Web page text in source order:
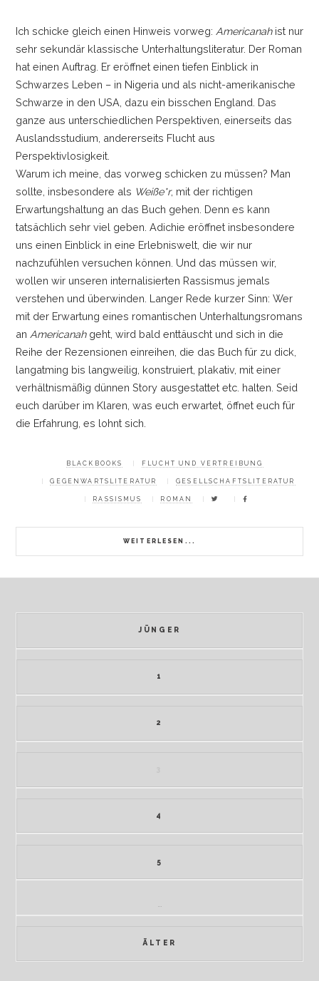
Ich schicke gleich einen Hinweis vorweg: Americanahist nur
sehr sekundär klassische Unterhaltungsliteratur. Der Roman
hat einen Auftrag. Er eröffnet einen tiefen Einblick in
Schwarzes Leben –in Nigeria und als nicht-amerikanische
Schwarze in den USA, dazu ein bisschen England. Das
ganze aus unterschiedlichen Perspektiven, einerseits das
Auslandsstudium, andererseits Flucht aus
Perspektivlosigkeit.
Warum ich meine, das vorweg schicken zu müssen? Man
sollte, insbesondere als Weiße*r, mit der richtigen
Erwartungshaltung an das Buch gehen. Denn es kann
tatsächlich sehr viel geben. Adichie eröffnet insbesondere
uns einen Einblick in eine Erlebniswelt, die wir nur
nachzufühlen versuchen können. Und das müssen wir,
wollen wir unseren internalisierten Rassismus jemals
verstehen und überwinden. Langer Rede kurzer Sinn: Wer
mit der Erwartung eines romantischen Unterhaltungsromans
an Americanahgeht, wird bald enttäuscht und sich in die
Reihe der Rezensionen einreihen, die das Buch für zu dick,
langatming bis langweilig, konstruiert, plakativ, mit einer
verhältnismäßig dünnen Story ausgestattet etc. halten. Seid
euch darüber im Klaren, was euch erwartet, öffnet euch für
die Erfahrung, es lohnt sich.
WEITERLESEN...
BLACKBOOKS FLUCHT UND VERTREIBUNG
GEGENWARTSLITERATUR GESELLSCHAFTSLITERATUR
RASSISMUS ROMAN
JÜNGER
1
2
4
5
ÄLTER